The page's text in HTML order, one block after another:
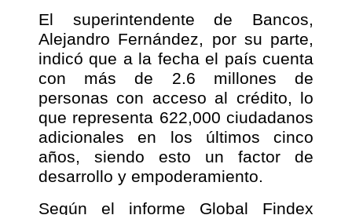
El superintendente de Bancos,
Alejandro Fernández, por su parte,
indicó que a la fecha el país cuenta
con más de 2.6 millones de
personas con acceso al crédito, lo
que representa 622,000 ciudadanos
adicionales en los últimos cinco
años, siendo esto un factor de
desarrollo y empoderamiento.
Según el informe Global Findex